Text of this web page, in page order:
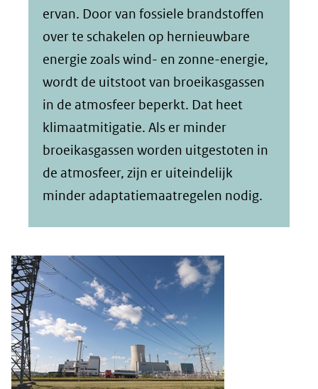
ervan. Door van fossiele brandstoffen
over te schakelen op hernieuwbare
energie zoals wind- en zonne-energie,
wordt de uitstoot van broeikasgassen
in de atmosfeer beperkt. Dat heet
klimaatmitigatie. Als er minder
broeikasgassen worden uitgestoten in
de atmosfeer, zijn er uiteindelijk
minder adaptatiemaatregelen nodig.